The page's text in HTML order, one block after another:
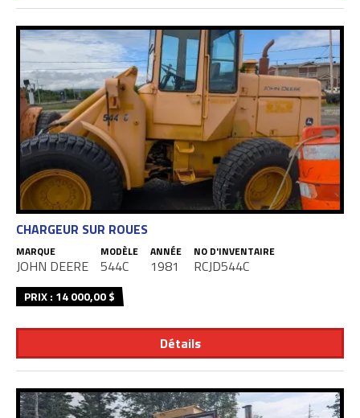
Détails
CHARGEUR SUR ROUES
MARQUE
JOHN DEERE
MODÈLE
544C
ANNÉE
1981
NO D'INVENTAIRE
RCJD544C
PRIX : 14 000,00 $